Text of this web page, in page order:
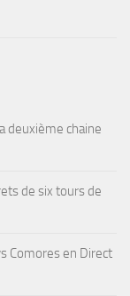
deuxième chaine
de six tours de
Comores en Direct